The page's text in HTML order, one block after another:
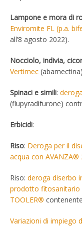
Lampone e mora di
Enviromite FL (p.a.
all’8 agosto 2022).
Nocciolo, indivia,
Vertimec
Spinaci e simili:
(flupyradifurone)
Erbicidi:
Riso: Deroga per il
acqua con AVANZA®
Riso: deroga diserbo
prodotto fitosanitario
TOOLER®
Variazioni di impiego